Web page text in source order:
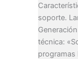
soporte.
técnica:
programas